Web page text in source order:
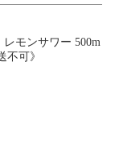
レモンサワー 500m
可》